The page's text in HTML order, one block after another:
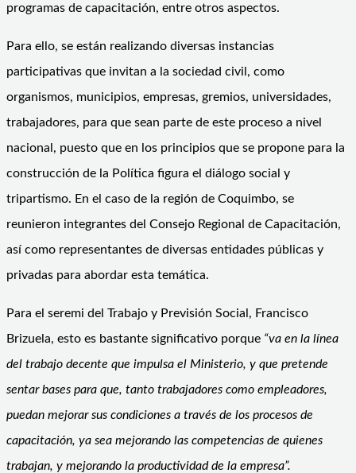
programas de capacitación, entre otros aspectos.
Para ello, se están realizando diversas instancias
participativas que invitan a la sociedad civil, como
organismos, municipios, empresas, gremios, universidades,
trabajadores, para que sean parte de este proceso a nivel
nacional, puesto que en los principios que se propone para la
construcción de la Política figura el diálogo social y
tripartismo. En el caso de la región de Coquimbo, se
reunieron integrantes del Consejo Regional de Capacitación,
así como representantes de diversas entidades públicas y
privadas para abordar esta temática.
Para el seremi del Trabajo y Previsión Social, Francisco
Brizuela, esto es bastante significativo porque “va en la línea
del trabajo decente que impulsa el Ministerio, y que pretende
sentar bases para que, tanto trabajadores como empleadores,
puedan mejorar sus condiciones a través de los procesos de
capacitación, ya sea mejorando las competencias de quienes
trabajan, y mejorando la productividad de la empresa”.